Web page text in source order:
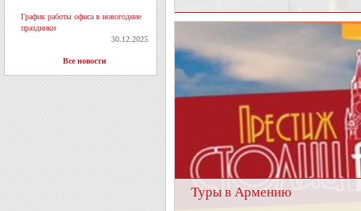
График работы офиса в новогодние
праздники
30.12.2025
Все новости
Туры в Армению